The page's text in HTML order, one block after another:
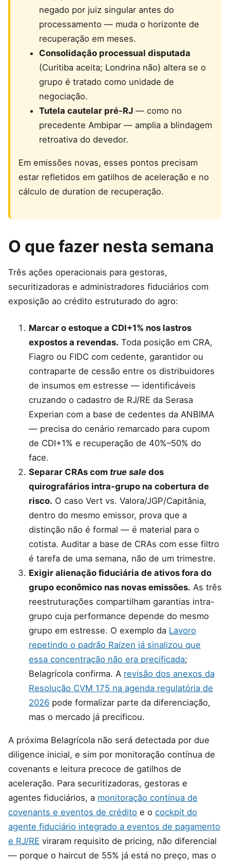
negado por juiz singular antes do
processamento — muda o horizonte de
recuperação em meses.
Consolidação processual disputada
(Curitiba aceita; Londrina não) altera se o
grupo é tratado como unidade de
negociação.
Tutela cautelar pré-RJ — como no
precedente Ambipar — amplia a blindagem
retroativa do devedor.
Em emissões novas, esses pontos precisam
estar refletidos em gatilhos de aceleração e no
cálculo de duration de recuperação.
O que fazer nesta semana
Três ações operacionais para gestoras,
securitizadoras e administradores fiduciários com
exposição ao crédito estruturado do agro:
Marcar o estoque a CDI+1% nos lastros
expostos a revendas. Toda posição em CRA,
Fiagro ou FIDC com cedente, garantidor ou
contraparte de cessão entre os distribuidores
de insumos em estresse — identificáveis
cruzando o cadastro de RJ/RE da Serasa
Experian com a base de cedentes da ANBIMA
— precisa do cenário remarcado para cupom
de CDI+1% e recuperação de 40%–50% do
face.
Separar CRAs com true sale dos
quirografários intra-grupo na cobertura de
risco. O caso Vert vs. Valora/JGP/Capitânia,
dentro do mesmo emissor, prova que a
distinção não é formal — é material para o
cotista. Auditar a base de CRAs com esse filtro
é tarefa de uma semana, não de um trimestre.
Exigir alienação fiduciária de ativos fora do
grupo econômico nas novas emissões. As três
reestruturações compartilham garantias intra-
grupo cuja performance depende do mesmo
grupo em estresse. O exemplo da Lavoro
repetindo o padrão Raízen já sinalizou que
essa concentração não era precificada;
Belagrícola confirma. A revisão dos anexos da
Resolução CVM 175 na agenda regulatória de
2026 pode formalizar parte da diferenciação,
mas o mercado já precificou.
A próxima Belagrícola não será detectada por due
diligence inicial, e sim por monitoração contínua de
covenants e leitura precoce de gatilhos de
aceleração. Para securitizadoras, gestoras e
agentes fiduciários, a monitoração contínua de
covenants e eventos de crédito e o cockpit do
agente fiduciário integrado a eventos de pagamento
e RJ/RE viraram requisito de pricing, não diferencial
— porque o haircut de 55% já está no preço, mas o